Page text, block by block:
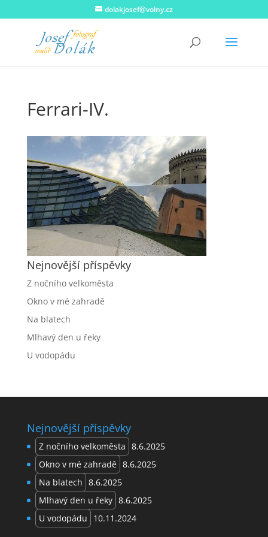
dolakjosef@volny.cz
Ferrari-IV.
Nejnovější příspěvky
Z nočního velkoměsta
Okno v mé zahradě
Na blatech
Mlhavý den u řeky
U vodopádu
Nejnovější příspěvky
Z nočního velkoměsta 8.6.2025
Okno v mé zahradě 8.6.2025
Na blatech 8.6.2025
Mlhavý den u řeky 8.6.2025
U vodopádu
10.11.2024